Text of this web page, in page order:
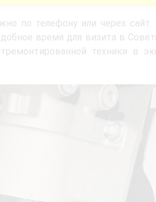
по телефону или через
время для визита в
техники в